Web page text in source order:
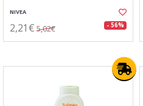
NIVEA
2,21€ 5,02€ - 56%